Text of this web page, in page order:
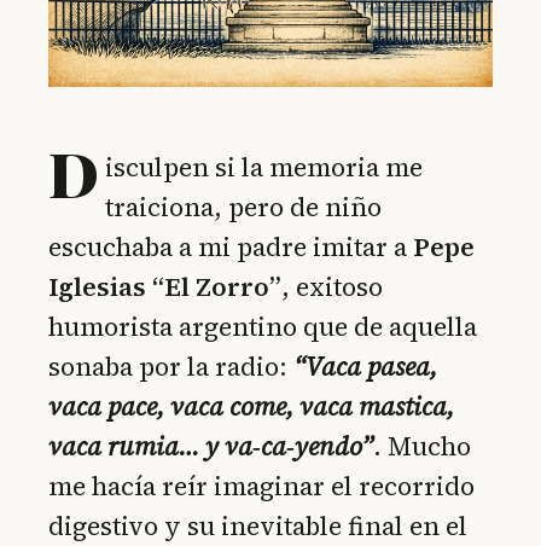
D isculpen si la memoria me
traiciona, pero de niño
escuchaba a mi padre imitar a Pepe
Iglesias “El Zorro”, exitoso
humorista argentino que de aquella
sonaba por la radio: “Vaca pasea,
vaca pace, vaca come, vaca mastica,
vaca rumia… y va‑ca‑yendo”. Mucho
me hacía reír imaginar el recorrido
digestivo y su inevitable final en el